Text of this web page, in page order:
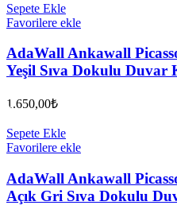
Sepete Ekle
Favorilere ekle
AdaWall Ankawall
Yeşil Sıva Dokulu Duvar
1.650,00₺
Sepete Ekle
Favorilere ekle
AdaWall Ankawall
Açık Gri Sıva Dokulu